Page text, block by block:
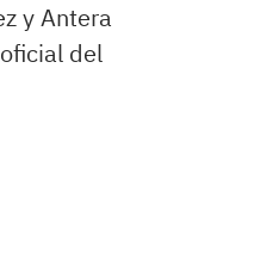
y Antera
del